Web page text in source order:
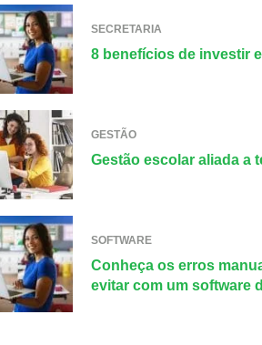
SECRETARIA
8 benefícios de investir
GESTÃO
Gestão escolar aliada a
SOFTWARE
Conheça os erros
evitar com um software